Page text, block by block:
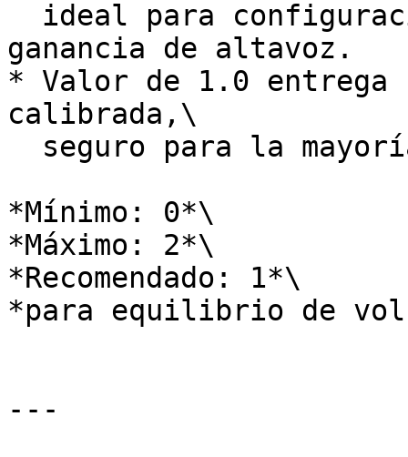
ganancia de altavoz.
* Valor de 1.0
calibrada,\
*Mínimo: 0*\
*Máximo: 2*\
*Recomendado: 1*\
*para equilibrio de
---